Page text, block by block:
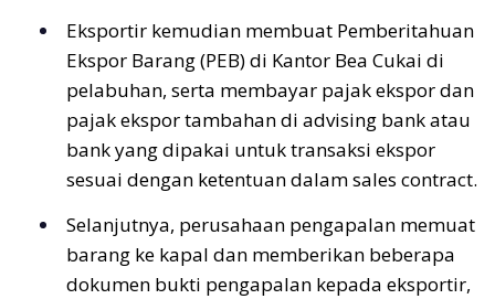
Eksportir kemudian membuat Pemberitahuan
Ekspor Barang (PEB) di Kantor Bea Cukai di
pelabuhan, serta membayar pajak ekspor dan
pajak ekspor tambahan di advising bank atau
bank yang dipakai untuk transaksi ekspor
sesuai dengan ketentuan dalam sales contract.
Selanjutnya, perusahaan pengapalan memuat
barang ke kapal dan memberikan beberapa
dokumen bukti pengapalan kepada eksportir,